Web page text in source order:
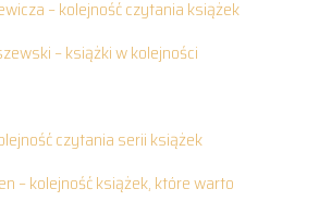
– kolejność czytania książek
– książki w kolejności
czytania serii książek
– kolejność książek, które warto